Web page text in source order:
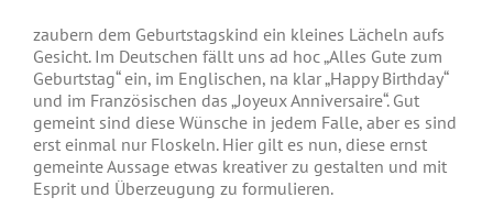
zaubern dem Geburtstagskind ein kleines Lächeln aufs
Gesicht. Im Deutschen fällt uns ad hoc „Alles Gute zum
Geburtstag“ ein, im Englischen, na klar „Happy Birthday“
und im Französischen das „Joyeux Anniversaire“. Gut
gemeint sind diese Wünsche in jedem Falle, aber es sind
erst einmal nur Floskeln. Hier gilt es nun, diese ernst
gemeinte Aussage etwas kreativer zu gestalten und mit
Esprit und Überzeugung zu formulieren.